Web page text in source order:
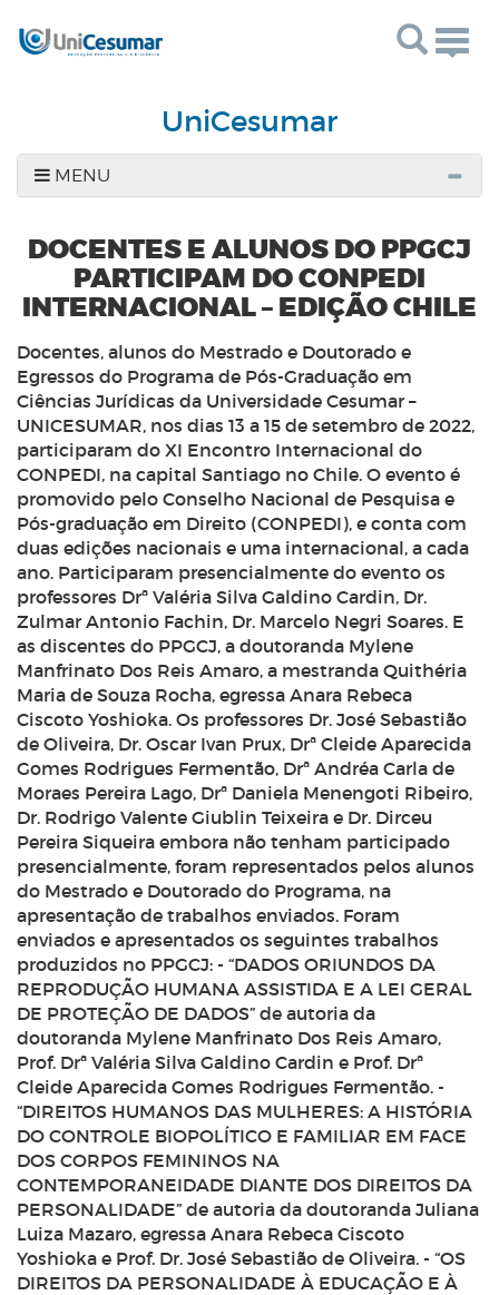
UniCesumar
MENU
DOCENTES E ALUNOS DO PPGCJ
PARTICIPAM DO CONPEDI
INTERNACIONAL – EDIÇÃO CHILE
Docentes, alunos do Mestrado e Doutorado e
Egressos do Programa de Pós-Graduação em
Ciências Jurídicas da Universidade Cesumar –
UNICESUMAR, nos dias 13 a 15 de setembro de 2022,
participaram do XI Encontro Internacional do
CONPEDI, na capital Santiago no Chile. O evento é
promovido pelo Conselho Nacional de Pesquisa e
Pós-graduação em Direito (CONPEDI), e conta com
duas edições nacionais e uma internacional, a cada
ano. Participaram presencialmente do evento os
professores Drª Valéria Silva Galdino Cardin, Dr.
Zulmar Antonio Fachin, Dr. Marcelo Negri Soares. E
as discentes do PPGCJ, a doutoranda Mylene
Manfrinato Dos Reis Amaro, a mestranda Quithéria
Maria de Souza Rocha, egressa Anara Rebeca
Ciscoto Yoshioka. Os professores Dr. José Sebastião
de Oliveira, Dr. Oscar Ivan Prux, Drª Cleide Aparecida
Gomes Rodrigues Fermentão, Drª Andréa Carla de
Moraes Pereira Lago, Drª Daniela Menengoti Ribeiro,
Dr. Rodrigo Valente Giublin Teixeira e Dr. Dirceu
Pereira Siqueira embora não tenham participado
presencialmente, foram representados pelos alunos
do Mestrado e Doutorado do Programa, na
apresentação de trabalhos enviados. Foram
enviados e apresentados os seguintes trabalhos
produzidos no PPGCJ: - “DADOS ORIUNDOS DA
REPRODUÇÃO HUMANA ASSISTIDA E A LEI GERAL
DE PROTEÇÃO DE DADOS” de autoria da
doutoranda Mylene Manfrinato Dos Reis Amaro,
Prof. Drª Valéria Silva Galdino Cardin e Prof. Drª
Cleide Aparecida Gomes Rodrigues Fermentão. -
“DIREITOS HUMANOS DAS MULHERES: A HISTÓRIA
DO CONTROLE BIOPOLÍTICO E FAMILIAR EM FACE
DOS CORPOS FEMININOS NA
CONTEMPORANEIDADE DIANTE DOS DIREITOS DA
PERSONALIDADE” de autoria da doutoranda Juliana
Luiza Mazaro, egressa Anara Rebeca Ciscoto
Yoshioka e Prof. Dr. José Sebastião de Oliveira. - “OS
DIREITOS DA PERSONALIDADE À EDUCAÇÃO E À